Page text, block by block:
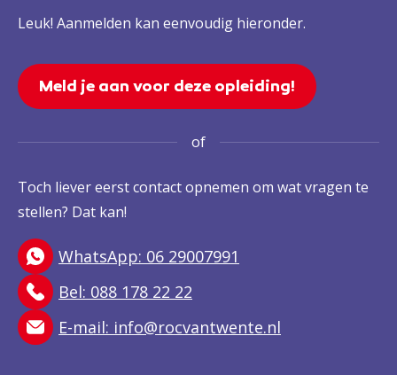
Leuk! Aanmelden kan eenvoudig hieronder.
Meld je aan voor deze opleiding!
of
Toch liever eerst contact opnemen om wat vragen te
stellen? Dat kan!
WhatsApp: 06 29007991
Bel: 088 178 22 22
E-mail: info@rocvantwente.nl